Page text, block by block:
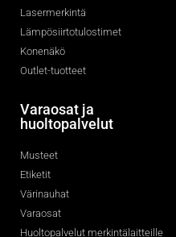
Lasermerkintä
Lämpösiirtotulostimet
Konenäkö
Outlet-tuotteet
Varaosat ja
huoltopalvelut
Musteet
Etiketit
Värinauhat
Varaosat
Huoltopalvelut merkintälaitteille